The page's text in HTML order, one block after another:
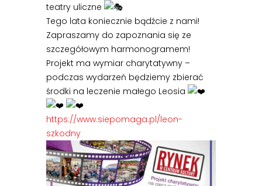
teatry uliczne
Tego lata koniecznie bądźcie z nami!
Zapraszamy do zapoznania się ze
szczegółowym harmonogramem!
Projekt ma wymiar charytatywny –
podczas wydarzeń będziemy zbierać
środki na leczenie małego Leosia
https://www.siepomaga.pl/leon-
szkodny